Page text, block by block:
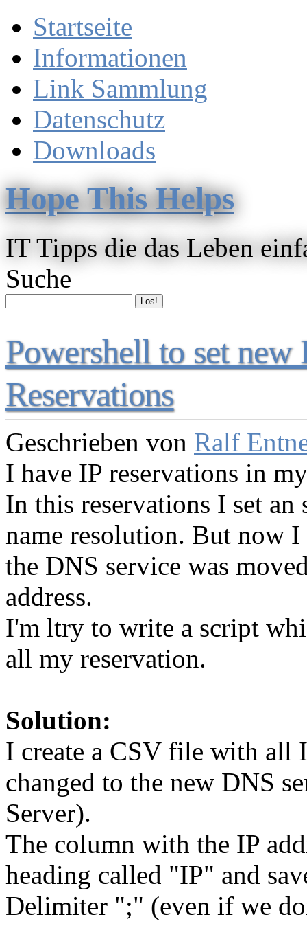
Startseite
Informationen
Link Sammlung
Datenschutz
Downloads
Hope This Helps
IT Tipps die das Leben
Suche
Powershell to set
Reservations
Geschrieben von Ralf
I have IP reservations in
In this reservations I set
name resolution. But now I
the DNS service was
address.
I'm ltry to write a script
all my reservation.
Solution:
I create a CSV file with all
changed to the new DNS
Server).
The column with the IP
heading called "IP" and
Delimiter ";" (even if we